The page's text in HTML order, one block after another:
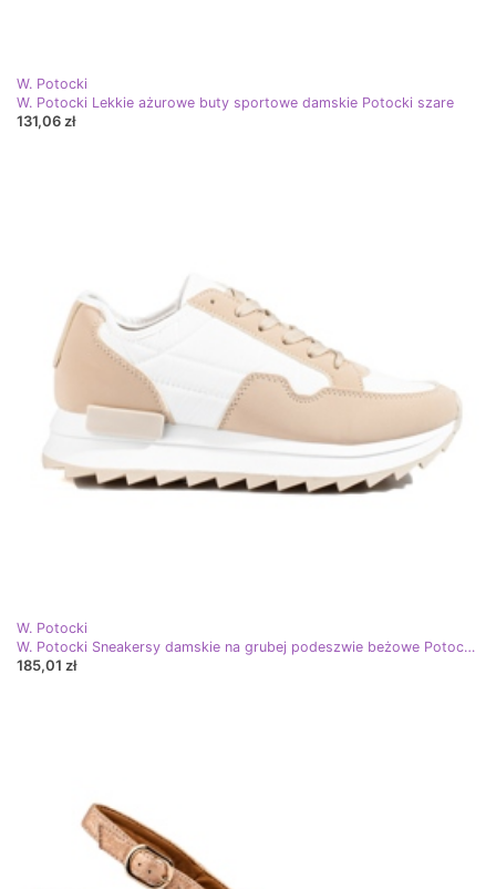
W. Potocki
W. Potocki Lekkie ażurowe buty sportowe damskie Potocki szare
131,06 zł
W. Potocki
W. Potocki Sneakersy damskie na grubej podeszwie beżowe Potocki beżowy
185,01 zł